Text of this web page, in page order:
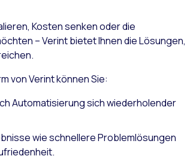
Kosten senken oder die
– Verint bietet Ihnen die Lösungen,
von Verint können Sie:
Automatisierung sich wiederholender
wie schnellere Problemlösungen